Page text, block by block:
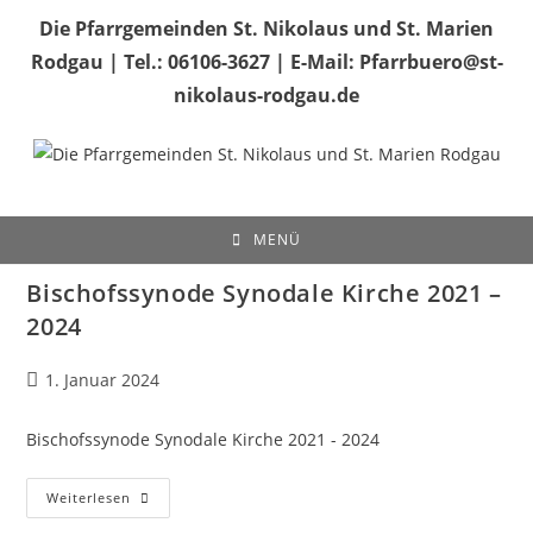
Inhalt
springen
Die Pfarrgemeinden St. Nikolaus und St. Marien
Rodgau | Tel.: 06106-3627 | E-Mail: Pfarrbuero@st-
nikolaus-rodgau.de
MENÜ
Bischofssynode Synodale Kirche 2021 –
2024
Beitrag
1. Januar 2024
Bischofssynode Synodale Kirche 2021 - 2024
Weiterlesen Bischofssynode
Synodale